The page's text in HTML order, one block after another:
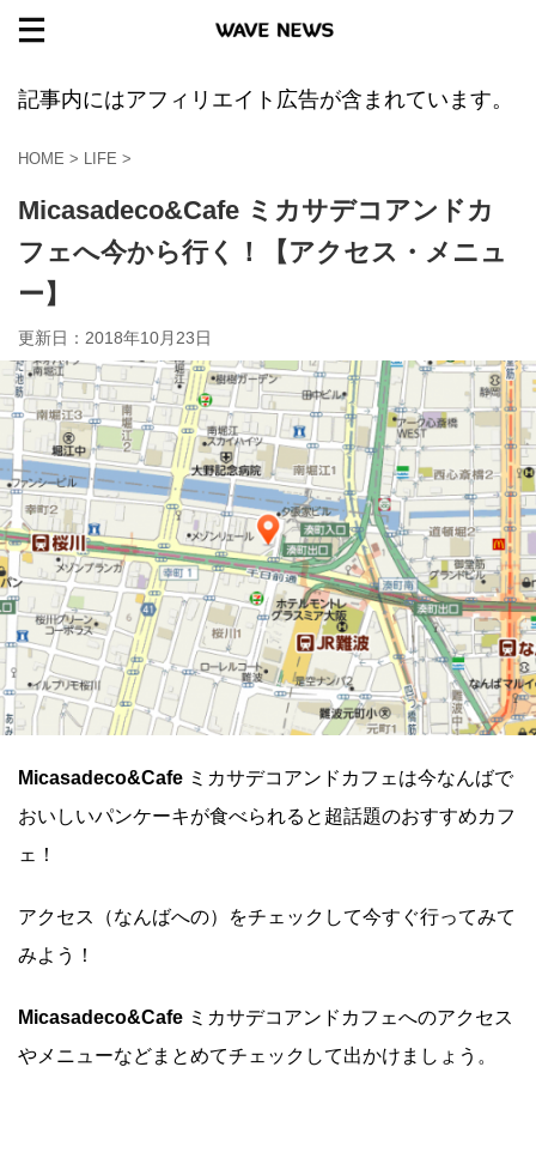
記事内にはアフィリエイト広告が含まれています。
HOME > LIFE >
Micasadeco&Cafe ミカサデコアンドカ
フェへ今から行く！【アクセス・メニュ
ー】
更新日： 2018年10月23日
Micasadeco&Cafe ミカサデコアンドカフェは今なんばで
おいしいパンケーキが食べられると超話題のおすすめカフ
ェ！
アクセス（なんばへの）をチェックして今すぐ行ってみて
みよう！
Micasadeco&Cafe ミカサデコアンドカフェへのアクセス
やメニューなどまとめてチェックして出かけましょう。